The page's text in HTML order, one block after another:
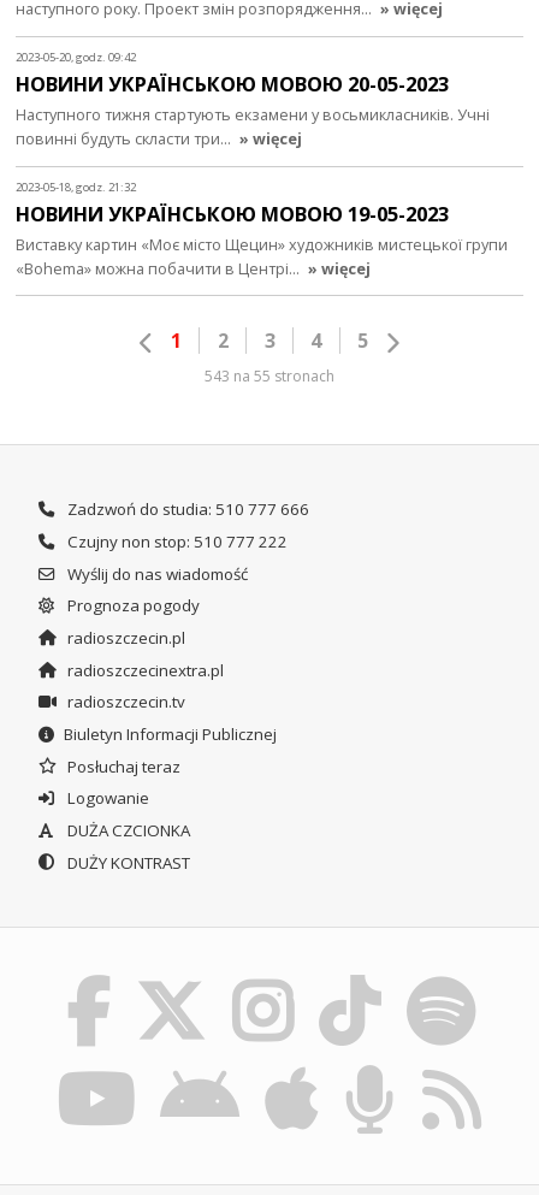
наступного року. Проект змін розпорядження… » więcej
2023-05-20, godz. 09:42
НОВИНИ УКРАЇНСЬКОЮ МОВОЮ 20-05-2023
Наступного тижня стартують екзамени у восьмикласників. Учні
повинні будуть скласти три… » więcej
2023-05-18, godz. 21:32
НОВИНИ УКРАЇНСЬКОЮ МОВОЮ 19-05-2023
Виставку картин «Моє місто Щецин» художників мистецької групи
«Bohema» можна побачити в Центрі… » więcej
1 2 3 4 5
543 na 55 stronach
Zadzwoń do studia: 510 777 666
Czujny non stop: 510 777 222
Wyślij do nas wiadomość
Prognoza pogody
radioszczecin.pl
radioszczecinextra.pl
radioszczecin.tv
Biuletyn Informacji Publicznej
Posłuchaj teraz
Logowanie
DUŻA CZCIONKA
DUŻY KONTRAST